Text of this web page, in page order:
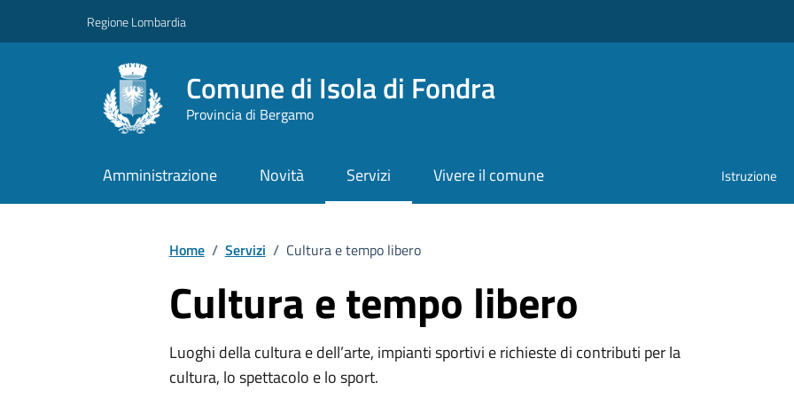
Regione Lombardia
Comune di Isola di Fondra
Provincia di Bergamo
Amministrazione Novità Servizi Vivere il comune Istruzione
Home / Servizi / Cultura e tempo libero
Cultura e tempo libero
Luoghi della cultura e dell’arte, impianti sportivi e richieste di contributi per la
cultura, lo spettacolo e lo sport.